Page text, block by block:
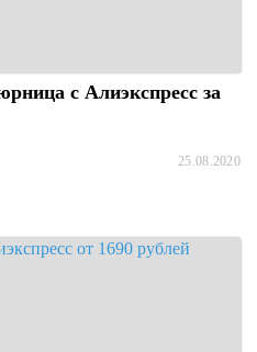
с Алиэкспресс за
25.08.2020